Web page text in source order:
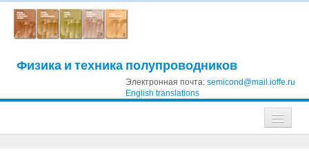
Физика и техника полупроводников
Электронная почта: semicond@mail.ioffe.ru
English translations